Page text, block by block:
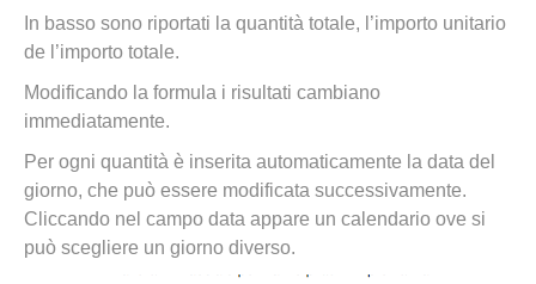
In basso sono riportati la quantità totale, l’importo unitario
de l’importo totale.
Modificando la formula i risultati cambiano
immediatamente.
Per ogni quantità è inserita automaticamente la data del
giorno, che può essere modificata successivamente.
Cliccando nel campo data appare un calendario ove si
può scegliere un giorno diverso.